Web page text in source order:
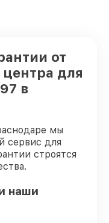
от
для
в
мы
сервис для
строятся
наши